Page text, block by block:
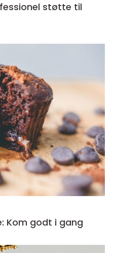
støtte til
Kom godt i gang